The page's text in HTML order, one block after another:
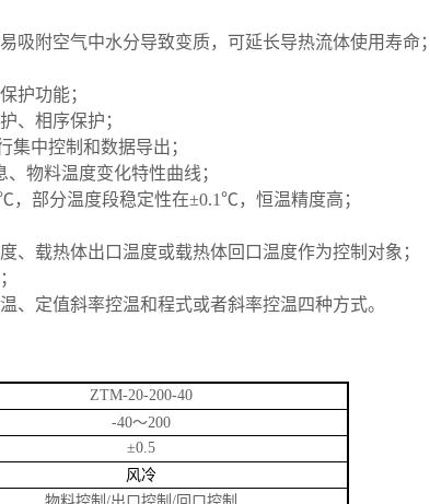
吸附空气中水分导致变质，可延长导热流体使用寿命；
护功能；
、相序保护；
集中控制和数据导出；
物料温度变化特性曲线；
，部分温度段稳定性在±0.1℃，恒温精度高；
、载热体出口温度或载热体回口温度作为控制对象；
、定值斜率控温和程式或者斜率控温四种方式。
ZTM-20-200-40
-40～200
±0.5
风冷
物料控制 出口控制 回口控制